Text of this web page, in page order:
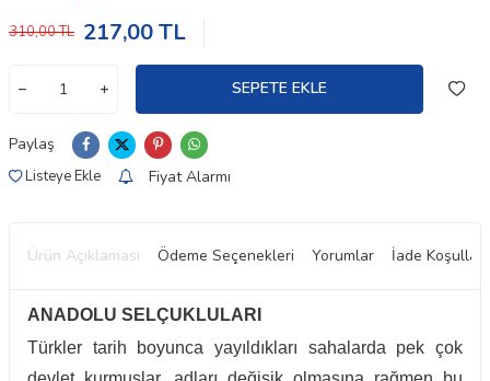
310,00TL 217,00TL
SEPETE EKLE
Paylaş
Listeye Ekle Fiyat Alarmı
Ürün Açıklaması Ödeme Seçenekleri Yorumlar İade Koşulları
ANADOLU SELÇUKLULARI
Türkler tarih boyunca yayıldıkları sahalarda pek çok